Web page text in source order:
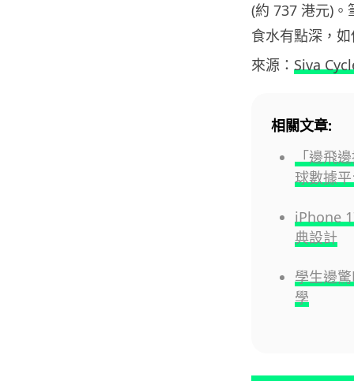
(約 737 港元)
食水有點深，
來源： Siva
相關文章:
「邊飛
球數據
iPhone
典設計
學生邊
學